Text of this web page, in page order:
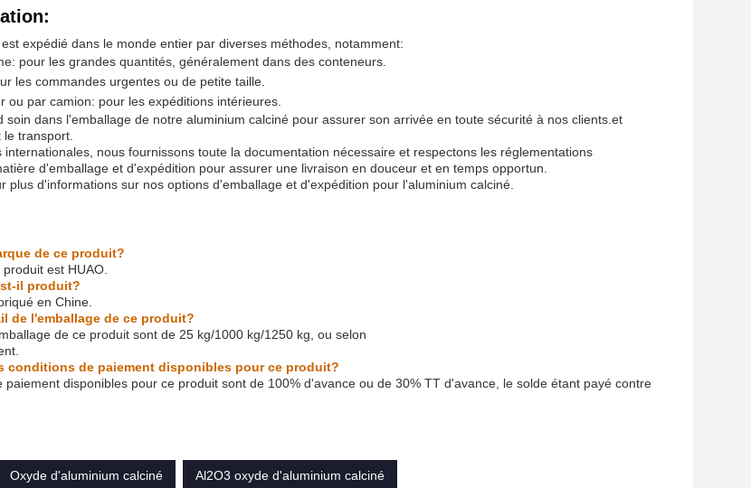
expédié dans le monde entier par diverses méthodes, notamment:
pour les grandes quantités, généralement dans des conteneurs.
les commandes urgentes ou de petite taille.
ou par camion: pour les expéditions intérieures.
soin dans l'emballage de notre aluminium calciné pour assurer son arrivée en toute sécurité à nos clients.et
transport.
internationales, nous fournissons toute la documentation nécessaire et respectons les réglementations
d'emballage et d'expédition pour assurer une livraison en douceur et en temps opportun.
plus d'informations sur nos options d'emballage et d'expédition pour l'aluminium calciné.
de ce produit?
est HUAO.
il produit?
en Chine.
de l'emballage de ce produit?
de ce produit sont de 25 kg/1000 kg/1250 kg, ou selon
conditions de paiement disponibles pour ce produit?
paiement disponibles pour ce produit sont de 100% d'avance ou de 30% TT d'avance, le solde étant payé contre
Oxyde d'aluminium calciné Al2O3 oxyde d'aluminium calciné